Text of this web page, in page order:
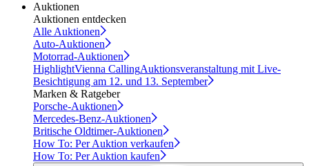
Auktionen
Auktionen entdecken
Alle Auktionen
Auto-Auktionen
Motorrad-Auktionen
HighlightVienna CallingAuktionsveranstaltung mit Live-
Besichtigung am 12. und 13. September
Marken & Ratgeber
Porsche-Auktionen
Mercedes-Benz-Auktionen
Britische Oldtimer-Auktionen
How To: Per Auktion verkaufen
How To: Per Auktion kaufen